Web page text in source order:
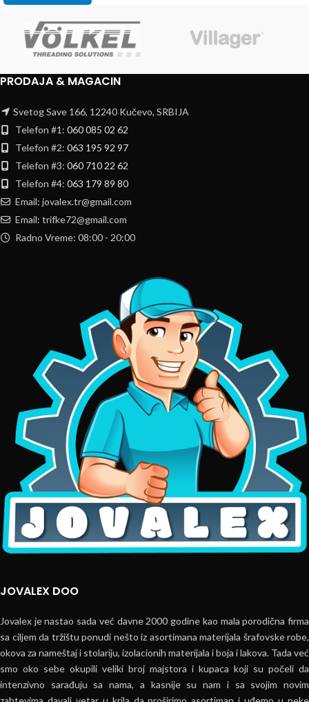
PRODAJA & MAGACIN
Svetog Save 166, 12240 Kučevo, SRBIJA
Telefon #1: 060 085 02 62
Telefon #2: 063 195 92 97
Telefon #3: 060 710 22 62
Telefon #4: 063 179 89 80
Email: jovalex.tr@gmail.com
Email: trifke72@gmail.com
Radno Vreme: 08:00 - 20:00
JOVALEX DOO
Jovalex je nastao sada već davne 2000 godine kao mala porodična firma
sa ciljem da tržištu ponudi nešto iz asortimana materijala šrafovske robe,
okova za nameštaj i stolariju, izolacionih materijala i boja i lakova. Tada već
smo oko sebe okupili veliki broj majstora i kupaca koji su počeli da
intenzivno sarađuju sa nama, a kasnije su nam i sa svojim novim